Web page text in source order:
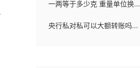
一两等于多少克 重量单位换...
央行私对私可以大额转账吗...